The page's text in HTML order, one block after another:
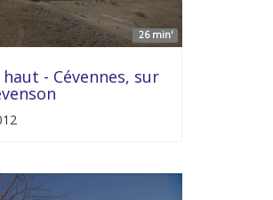
26 min'
- Cévennes, sur